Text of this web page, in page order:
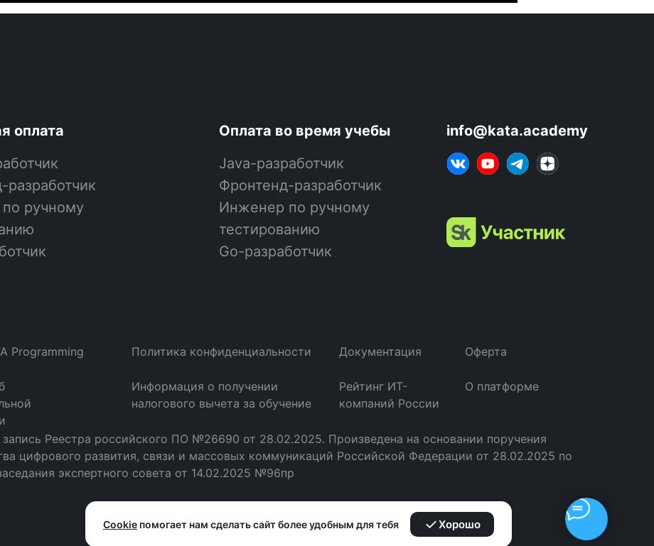
Cookie помогает нам сделать сайт более удобным для тебя Хорошо
оплата
разработчик
ручному
Оплата во время учебы
Java-разработчик
Фронтенд-разработчик
Инженер по ручному
тестированию
Go-разработчик
info@kata.academy
Документация
Политика конфиденциальности Оферта
О платформе
Рейтинг ИТ-
компаний России
Информация о получении
налогового вычета за обучение
запись Реестра российского ПО №26690 от 28.02.2025. Произведена на основании поручения
цифрового развития, связи и массовых коммуникаций Российской Федерации от 28.02.2025 по
экспертного совета от 14.02.2025 №96пр
Programming